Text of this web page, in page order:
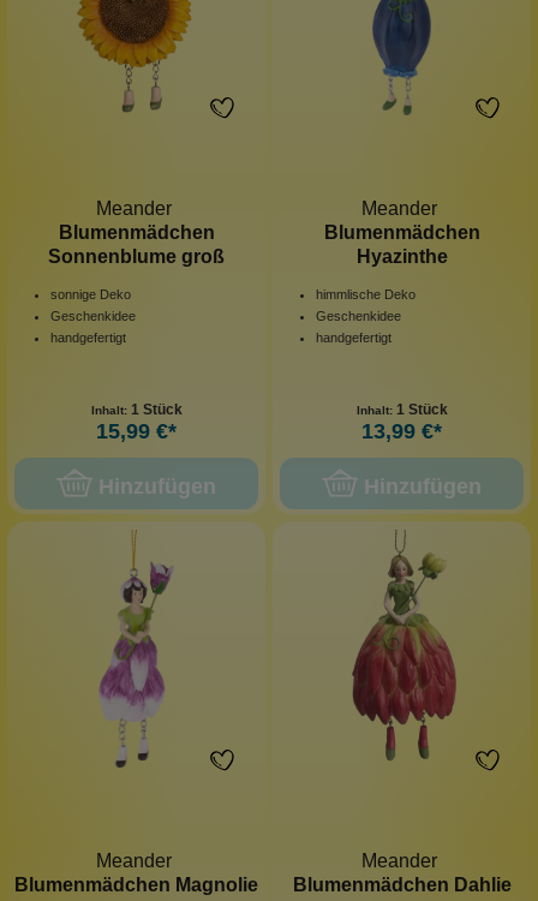
Meander
Blumenmädchen
Sonnenblume groß
sonnige Deko
Geschenkidee
handgefertigt
Inhalt: 1 Stück
15,99 €*
Hinzufügen
Meander
Blumenmädchen
Hyazinthe
himmlische Deko
Geschenkidee
handgefertigt
Inhalt: 1 Stück
13,99 €*
Hinzufügen
Meander
Blumenmädchen Magnolie
Meander
Blumenmädchen Dahlie